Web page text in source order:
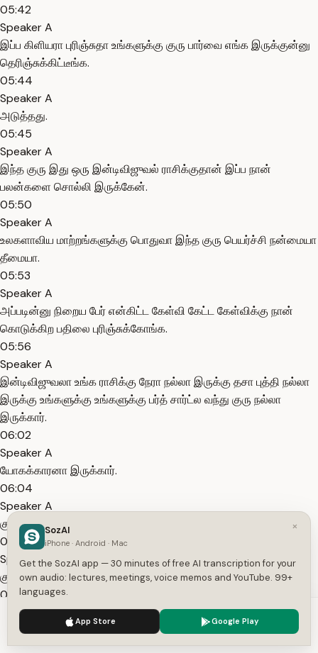
05:42
Speaker A
இப்ப கிளியரா புரிஞ்சுதா உங்களுக்கு குரு பார்வை எங்க இருக்குன்னு
தெரிஞ்சுக்கிட்டீங்க.
05:44
Speaker A
அடுத்தது.
05:45
Speaker A
இந்த குரு இது ஒரு இன்டிவிஜுவல் ராசிக்குதான் இப்ப நான்
பலன்களை சொல்லி இருக்கேன்.
05:50
Speaker A
உலகளாவிய மாற்றங்களுக்கு பொதுவா இந்த குரு பெயர்ச்சி நன்மையா
தீமையா.
05:53
Speaker A
அப்படின்னு நிறைய பேர் என்கிட்ட கேள்வி கேட்ட கேள்விக்கு நான்
கொடுக்கிற பதிலை புரிஞ்சுக்கோங்க.
05:56
Speaker A
இன்டிவிஜுவலா உங்க ராசிக்கு நேரா நல்லா இருக்கு தசா புத்தி நல்லா
இருக்கு உங்களுக்கு உங்களுக்கு பர்த் சார்ட்ல வந்து குரு நல்லா
இருக்கார்.
06:02
Speaker A
யோகக்காரனா இருக்கார்.
06:04
Speaker A
குரு தசை நடக்குது.
06:05
Speaker A
குரு புத்தி நடக்குதுன்னா.
06:06
Speaker A
இதோடைய பர்சன்டேஜ் அப்படியே ஆட் ஆயிட்டே வந்துரும்.
06:08
We use cookies to enhance your experience.
×
SozAI
iPhone · Android · Mac
Get the SozAI app — 30 minutes of free AI transcription for your
own audio: lectures, meetings, voice memos and YouTube. 99+
languages.
App Store Google Play